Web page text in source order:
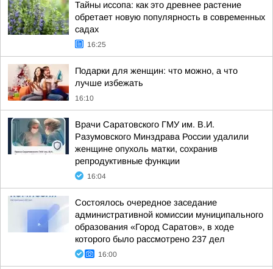
Тайны иссопа: как это древнее растение
обретает новую популярность в современных
садах
16:25
Подарки для женщин: что можно, а что
лучше избежать
16:10
Врачи Саратовского ГМУ им. В.И.
Разумовского Минздрава России удалили
женщине опухоль матки, сохранив
репродуктивные функции
16:04
Состоялось очередное заседание
административной комиссии муниципального
образования «Город Саратов», в ходе
которого было рассмотрено 237 дел
16:00